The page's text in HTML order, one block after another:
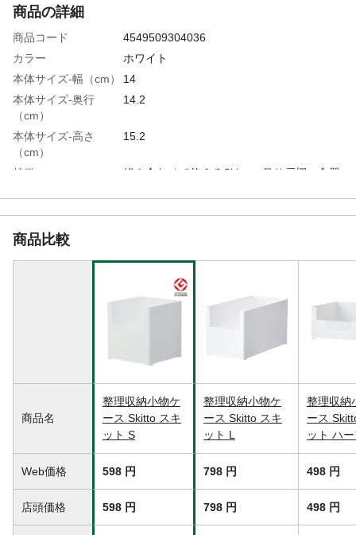
商品の詳細
商品コード
4549509304036
カラー
ホワイト
本体サイズ-幅（cm）
14
本体サイズ-奥行
（cm）
14.2
本体サイズ-高さ
（cm）
15.2
特徴
組み合わせて使えるSkitto。吊り戸棚、食器
材質・素材
使用上の注意
ご使用はお避けください。●ご使用の際、荷
重を一点に集中しないように注意してくだ
さい。転倒や破損、ケガの原因になりま
商品比較
商品名
整理収納小物ケ
ース Skitto スキ
ット S
整理収納小物ケ
ース Skitto スキ
ット L
整理収納
ース
ット ハ
Web価格 598 円 798 円 498 円
店頭価格 598 円 798 円 498 円